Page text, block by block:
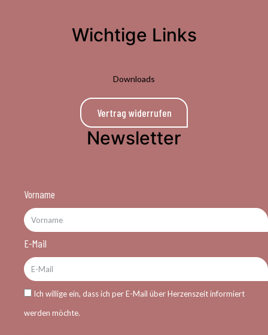
Wichtige Links
Downloads
Vertrag widerrufen
Newsletter
Vorname
E-Mail
Ich willige ein, dass ich per E-Mail über Herzenszeit informiert
werden möchte.